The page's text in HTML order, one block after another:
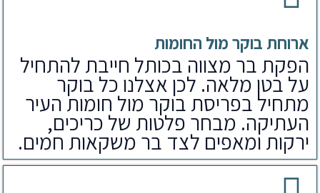
ארוחת בוקר מול החומות
הפקת בר מצווה בכותל חייבת להתחיל
על בטן מלאה. לכן אצלנו כל בוקר
מתחיל בפריסת בוקר מול חומות העיר
העתיקה. מבחר פלטות של כריכים,
ירקות ומאפים לצד בר משקאות חמים.